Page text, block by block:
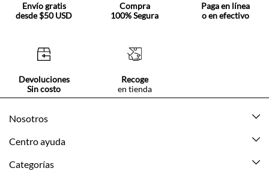
Envío gratis
desde $50 USD
Compra
100% Segura
Paga en línea
o en efectivo
Devoluciones
Sin costo
Recoge
en tienda
Nosotros
Acerca de Tennis
Centro ayuda
Mis pedidos
Categorías